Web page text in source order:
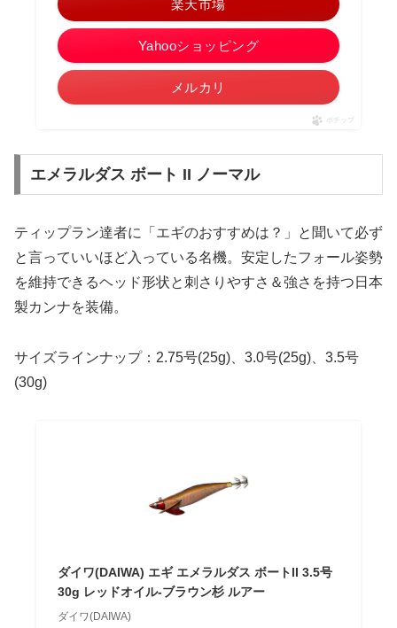
楽天市場
Yahooショッピング
メルカリ
ポチップ
エメラルダス ボート II ノーマル
ティップラン達者に「エギのおすすめは？」と聞いて必ず
と言っていいほど入っている名機。安定したフォール姿勢
を維持できるヘッド形状と刺さりやすさ＆強さを持つ日本
製カンナを装備。
サイズラインナップ：2.75号(25g)、3.0号(25g)、3.5号
(30g)
ダイワ(DAIWA) エギ エメラルダス ボートII 3.5号
30g レッドオイル-ブラウン杉 ルアー
ダイワ(DAIWA)